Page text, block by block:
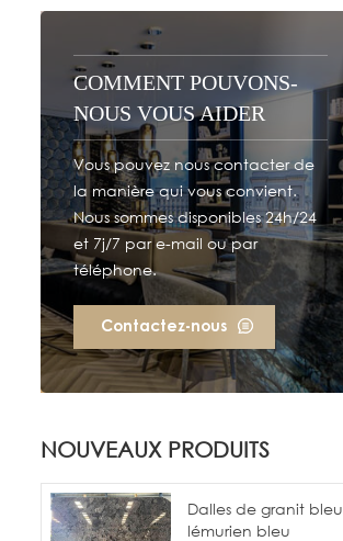
COMMENT POUVONS-
NOUS VOUS AIDER
Vous pouvez nous contacter de
la manière qui vous convient.
Nous sommes disponibles 24h/24
et 7j/7 par e-mail ou par
téléphone.
Contactez-nous
NOUVEAUX PRODUITS
Dalles de granit bleu
lémurien bleu